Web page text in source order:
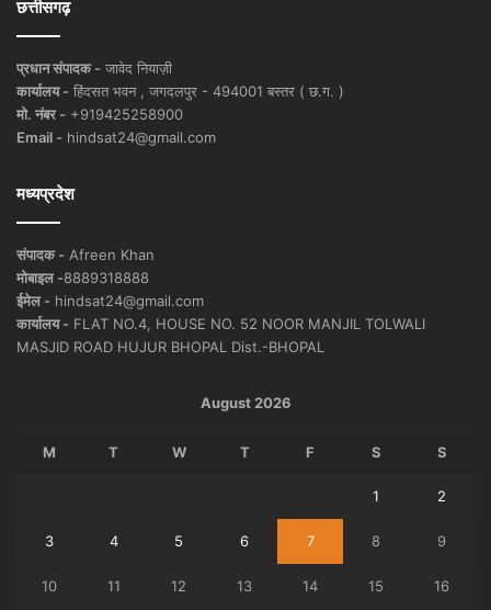
छत्तीसगढ़
प्रधान संपादक - जावेद नियाज़ी
कार्यालय - हिंदसत भवन , जगदलपुर - 494001 बस्तर ( छ.ग. )
मो. नंबर - +919425258900
Email - hindsat24@gmail.com
मध्यप्रदेश
संपादक - Afreen Khan
मोबाइल -8889318888
ईमेल - hindsat24@gmail.com
कार्यालय - FLAT NO.4, HOUSE NO. 52 NOOR MANJIL TOLWALI
MASJID ROAD HUJUR BHOPAL Dist.-BHOPAL
August 2026
M T W T F S S
1 2
3 4 5 6 7 8 9
10 11 12 13 14 15 16